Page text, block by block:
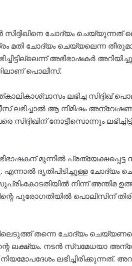
ചോദ്യം ചെയ്യുന്നത്
മതി ചോദ്യം ചെയ്യലെന്ന
അഭിഭാഷകർ
പൊലീസ്.
ലഭിച്ച സിദ്ദിഖ്
ലഭിച്ചാൽ ആ നിമിഷം
നോട്ടീസൊന്നും
മുന്നിൽ
എന്നാൽ ദൃതിപിടിച്ചുള്ള ചോദ്യം
നിന്ന് അന്തിമ
പുരോഗതിയിൽ പൊലിസിന്
തന്നെ ചോദ്യം
ലക്ഷ്യം. നടൻ സ്വമേധയാ
ലഭിച്ചിരിക്കുന്നത്.